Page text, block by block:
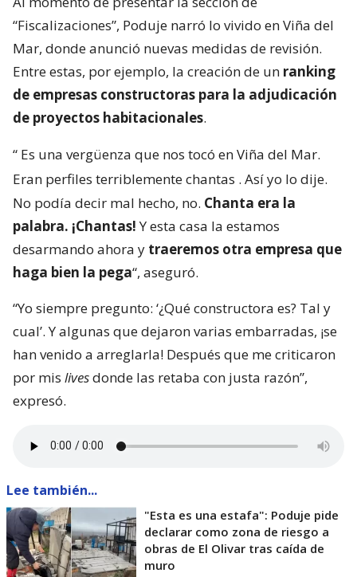
“Fiscalizaciones”, Poduje narró lo vivido en Viña del
Mar, donde anunció nuevas medidas de revisión.
Entre estas, por ejemplo, la creación de un ranking
de empresas constructoras para la adjudicación
de proyectos habitacionales.
“ Es una vergüenza que nos tocó en Viña del Mar.
Eran perfiles terriblemente chantas . Así yo lo dije.
No podía decir mal hecho, no. Chanta era la
palabra. ¡Chantas!Y esta casa la estamos
desarmando ahora y traeremos otra empresa que
haga bien la pega“, aseguró.
“Yo siempre pregunto: ‘¿Qué constructora es? Tal y
cual’. Y algunas que dejaron varias embarradas, ¡se
han venido a arreglarla! Después que me criticaron
por mis livesdonde las retaba con justa razón”,
expresó.
Lee también...
"Esta es una estafa": Poduje pide
declarar como zona de riesgo a
obras de El Olivar tras caída de
muro